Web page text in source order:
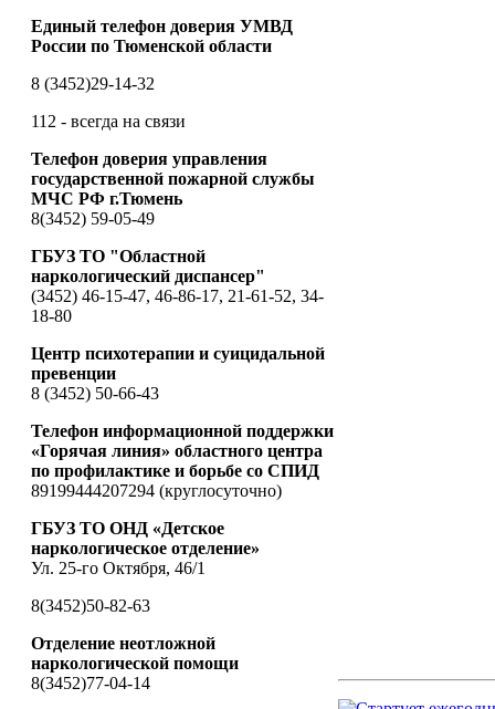
Единый телефон доверия УМВД
России по Тюменской области
8 (3452)29-14-32
112 - всегда на связи
Телефон доверия управления
государственной пожарной службы
МЧС РФ г.Тюмень
8(3452) 59-05-49
ГБУЗ ТО "Областной
наркологический диспансер"
(3452) 46-15-47, 46-86-17, 21-61-52, 34-
18-80
Центр психотерапии и суицидальной
превенции
8 (3452) 50-66-43
Телефон информационной поддержки
«Горячая линия» областного центра
по профилактике и борьбе со СПИД
89199444207294 (круглосуточно)
ГБУЗ ТО ОНД «Детское
наркологическое отделение»
Ул. 25-го Октября, 46/1
8(3452)50-82-63
Отделение неотложной
наркологической помощи
8(3452)77-04-14